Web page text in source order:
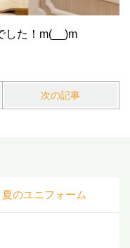
した！m(__)m
次の記事
のユニフォーム